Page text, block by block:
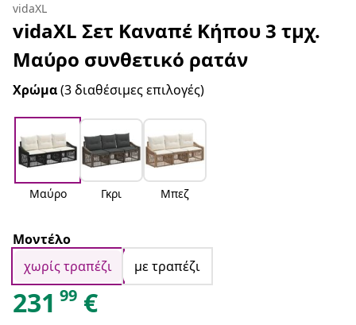
vidaXL
vidaXL Σετ Καναπέ Κήπου 3 τμχ.
Μαύρο συνθετικό ρατάν
Χρώμα(3 διαθέσιμες επιλογές)
Μαύρο Γκρι Μπεζ
Μοντέλο
χωρίς τραπέζι
με τραπέζι
231 99 €